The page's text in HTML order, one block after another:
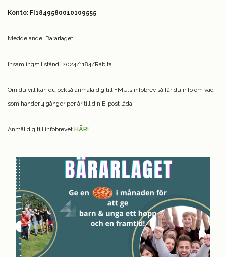
Konto: FI1849580010109555
Meddelande: Bärarlaget.
Insamlingstillstånd: 2024/1184/Rabita
Om du vill kan du också anmäla dig till FMU:s infobrev så får du info om vad
som händer 4 gånger per år till din E-post låda.
Anmäl dig till infobrevet HÄR!